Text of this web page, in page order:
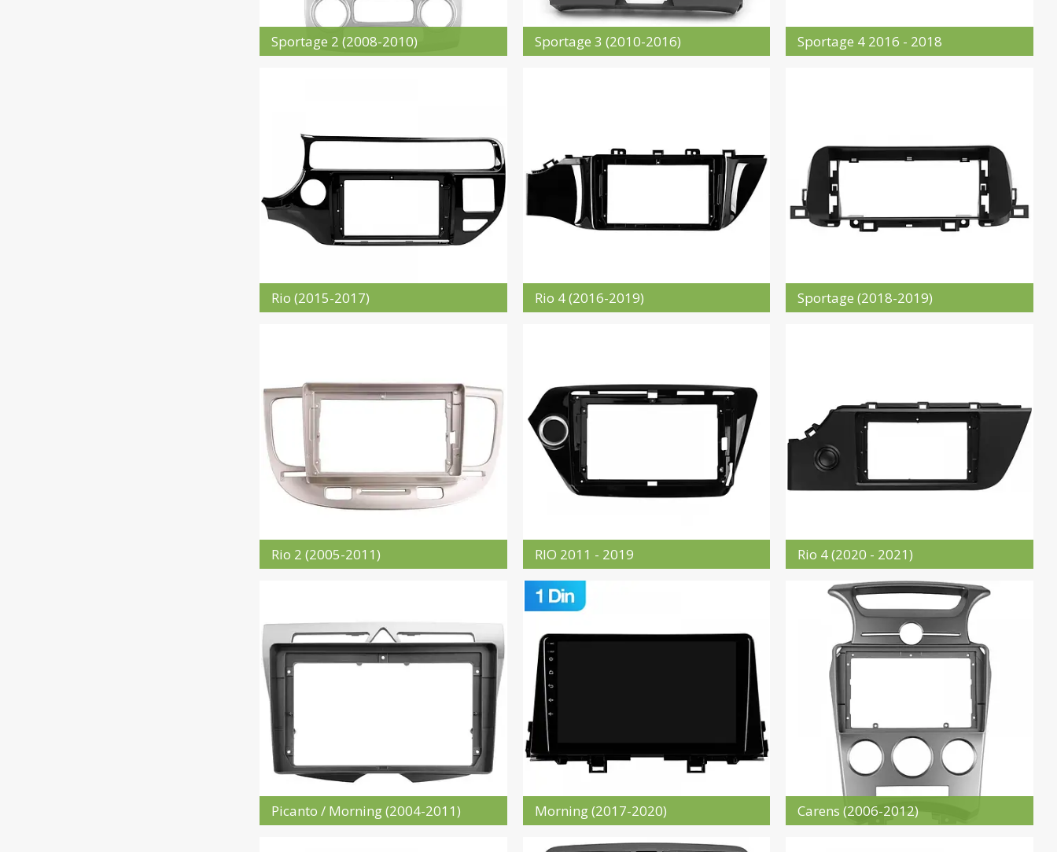
Sportage 2 (2008-2010) Sportage 3 (2010-2016) Sportage 4 2016 - 2018
Rio (2015-2017) Rio 4 (2016-2019) Sportage (2018-2019)
Rio 2 (2005-2011) RIO 2011 - 2019 Rio 4 (2020 - 2021)
Picanto / Morning (2004-2011) Morning (2017-2020) Carens (2006-2012)